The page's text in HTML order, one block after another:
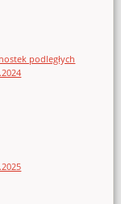
podległych